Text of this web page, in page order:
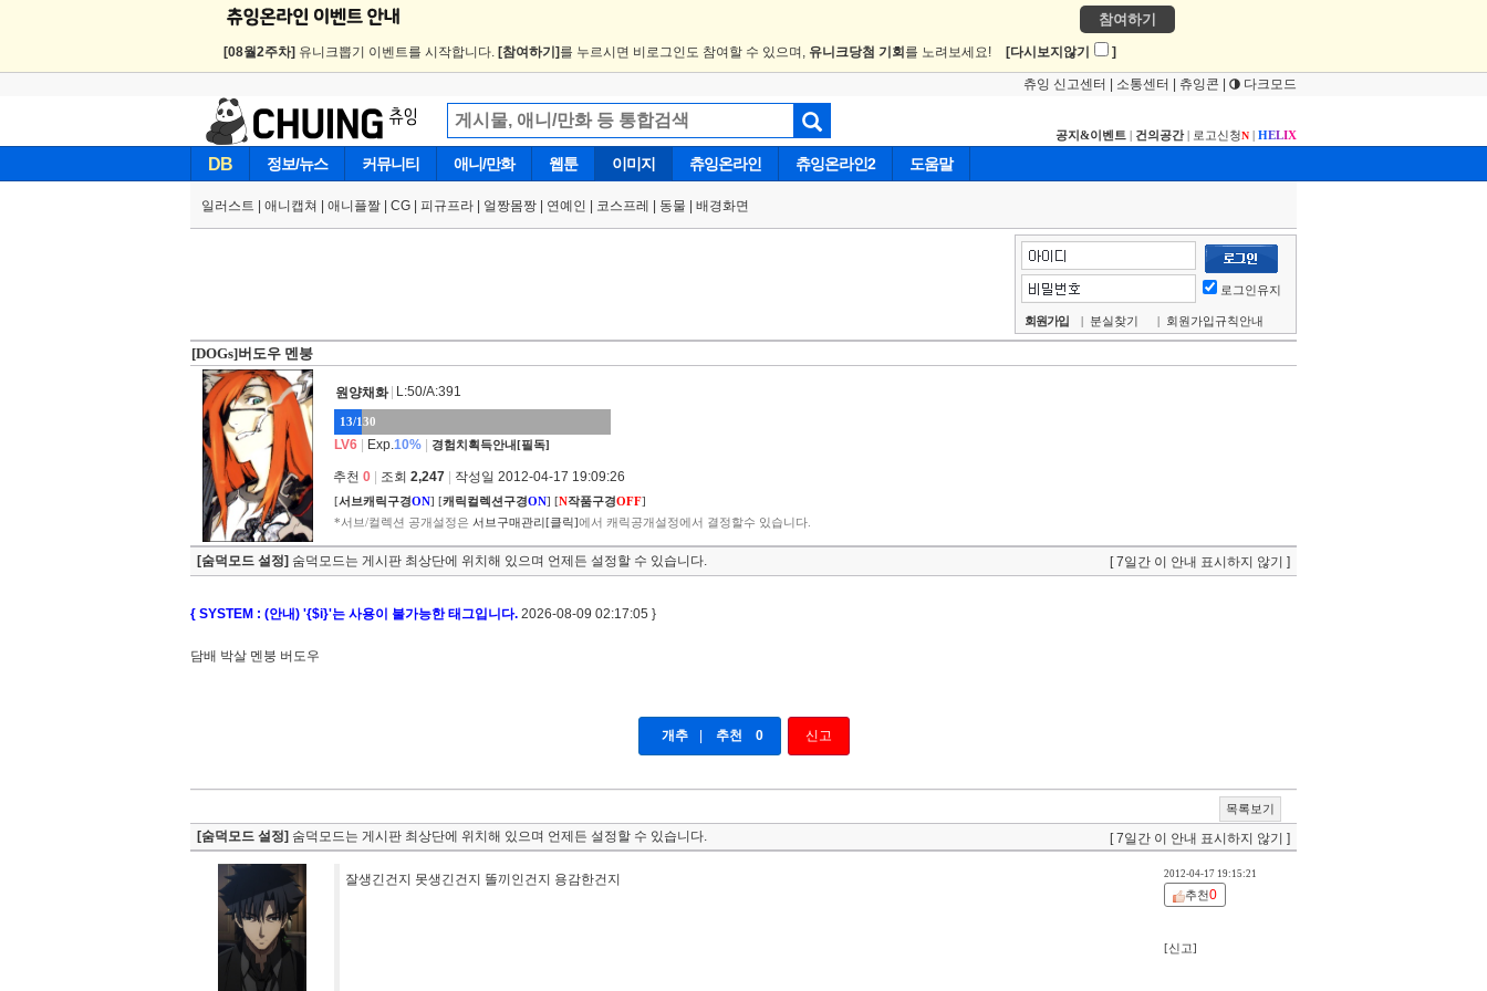
참여하기
[08월2주차] 유니크뽑기 이벤트를 시작합니다. [참여하기] 를 누르시면 비로그인도 참여할 수 있으며, 유니크당첨 기회 를 노려보세요! [다시보지않기 ]
츄잉 신고센터 소통센터 츄잉콘 다크모드
공지&이벤트 | 건의공간| 로고신청N | HELIX
DB 정보/뉴스 커뮤니티 애니/만화 웹툰 이미지 츄잉온라인 츄잉온라인2 도움말
일러스트 애니캡쳐 애니플짤 CG 피규프라 얼짱몸짱 연예인 코스프레 동물 배경화면
로그인유지
회원가입 | 분실찾기 | 회원가입규칙안내
[DOGs]버도우 멘붕
원양채화 L:50/A:391
13/130
LV6 Exp.10% 경험치획득안내[필독]
추천 0 조회 2,247 작성일 2012-04-17 19:09:26
[서브캐릭구경ON] [캐릭컬렉션구경ON] [N작품구경OFF]
*서브/컬렉션 공개설정은 서브구매관리[클릭]에서 캐릭공개설정에서 결정할수 있습니다.
[숨덕모드 설정] 숨덕모드는 게시판 최상단에 위치해 있으며 언제든 설정할 수 있습니다. [ 7일간 이 안내 표시하지 않기 ]
{ SYSTEM : (안내) '{$i}'는 사용이 불가능한 태그입니다. 2026-08-09 02:17:05 }
담배 박살 멘붕 버도우
개추 추천 0 신고
목록보기
[숨덕모드 설정] 숨덕모드는 게시판 최상단에 위치해 있으며 언제든 설정할 수 있습니다. [ 7일간 이 안내 표시하지 않기 ]
잘생긴건지 못생긴건지 똘끼인건지 용감한건지 2012-04-17 19:15:21
추천0
[신고]